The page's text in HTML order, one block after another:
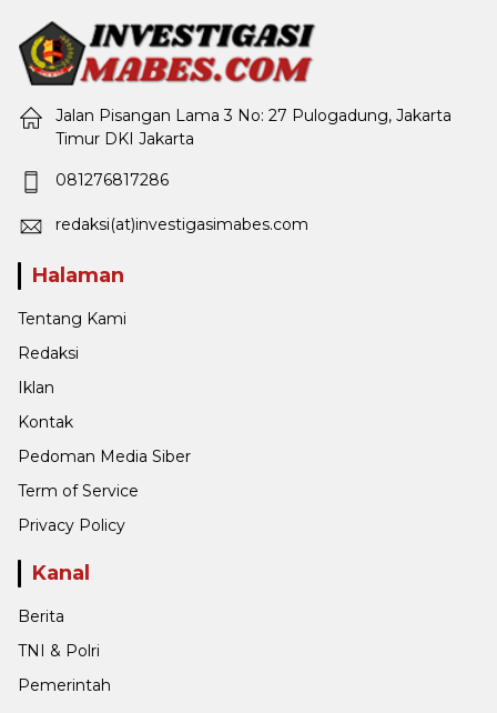
Jalan Pisangan Lama 3 No: 27 Pulogadung, Jakarta
Timur DKI Jakarta
081276817286
redaksi(at)investigasimabes.com
Halaman
Tentang Kami
Redaksi
Iklan
Kontak
Pedoman Media Siber
Term of Service
Privacy Policy
Kanal
Berita
TNI & Polri
Pemerintah